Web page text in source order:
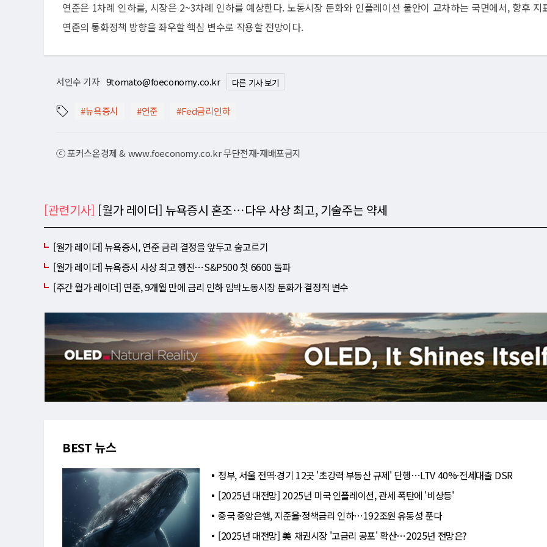
연준은 1차례 인하를, 시장은 2~3차례 인하를 예상한다. 노동시장 둔화와 인플레이션 불안이 교차하는 국면에서, 향후 지
연준의 통화정책 방향을 좌우할 핵심 변수로 작용할 전망이다.
서인수 기자 9tomato@foeconomy.co.kr 다른 기사 보기
#뉴욕증시 #연준 #Fed금리인하
ⓒ 포커스온경제 & www.foeconomy.co.kr 무단전재-재배포금지
[관련기사] [월가 레이더] 뉴욕증시 혼조⋯다우 사상 최고, 기술주는 약세
[월가 레이더] 뉴욕증시, 연준 금리 결정을 앞두고 숨고르기
[월가 레이더] 뉴욕증시 사상 최고 행진⋯S&P500 첫 6600 돌파
[주간 월가 레이더] 연준, 9개월 만에 금리 인하 임박노동시장 둔화가 결정적 변수
BEST 뉴스
정부, 서울 전역·경기 12곳 '초강력 부동산 규제' 단행⋯LTV 40%·전세대출 DSR
[2025년 대전망] 2025년 미국 인플레이션, 관세 폭탄에 '비상등'
중국 중앙은행, 지준율·정책금리 인하⋯192조원 유동성 푼다
[2025년 대전망] 美 채권시장 '고금리 공포' 확산⋯2025년 전망은?